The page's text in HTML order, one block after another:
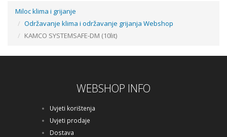
FERNOX HP-5 - TEKUĆINA ZA PRIJENOS TOPLINE (20 LIT)
Miloc klima i grijanje
Održavanje klima i održavanje grijanja Webshop
KAMCO SYSTEMSAFE-DM (10lit)
WEBSHOP INFO
Uvjeti korištenja
Uvjeti prodaje
Dostava